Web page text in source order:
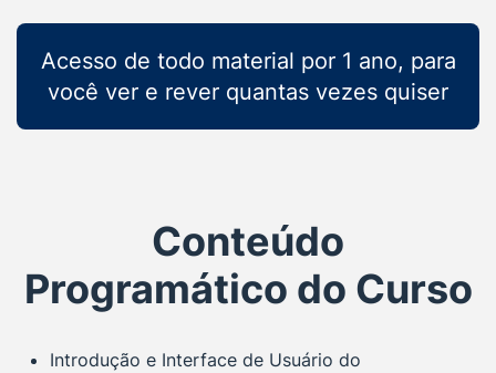
Acesso de todo material por 1 ano, para
você ver e rever quantas vezes quiser
Conteúdo
Programático do Curso
Introdução e Interface de Usuário do